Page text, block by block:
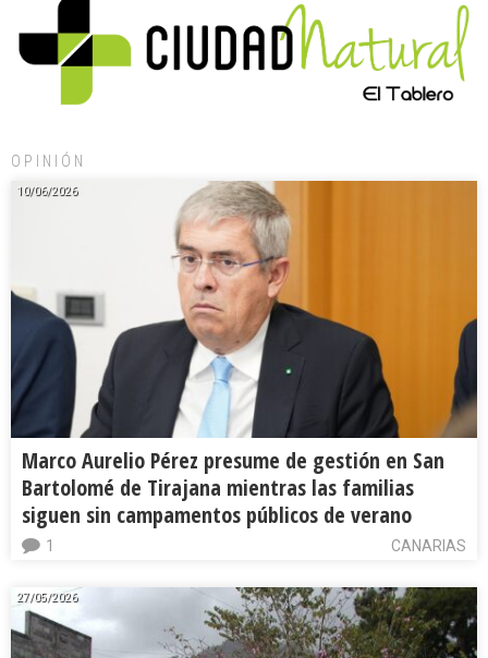
OPINIÓN
10/06/2026
Marco Aurelio Pérez presume de gestión en San
Bartolomé de Tirajana mientras las familias
siguen sin campamentos públicos de verano
CANARIAS
1
27/05/2026